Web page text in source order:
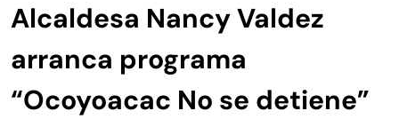
Alcaldesa Nancy Valdez
arranca programa
“Ocoyoacac No se detiene”